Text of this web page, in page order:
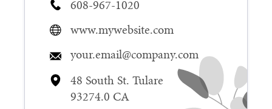
48 South St. Tulare
93274.0 CA
608-967-1020
www.mywebsite.com
your.email@company.com